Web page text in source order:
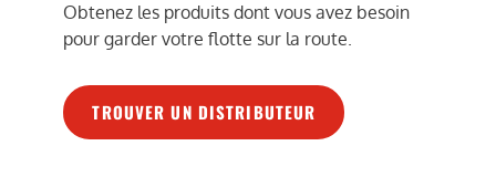
Obtenez les produits dont vous avez besoin
pour garder votre flotte sur la route.
TROUVER UN DISTRIBUTEUR